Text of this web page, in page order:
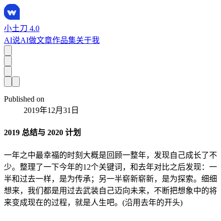
小土刀 4.0
AI说AI做文章作品集关于我
Published on
2019年12月31日
2019 总结与 2020 计划
一年之中最幸福的时刻大概是回顾一整年，发现自己成长了不
少。整理了一下今年的12个关键词，和去年对比之后发现：一
半和过去一样，是为传承；另一半崭新崭新，是为探索。细细
想来，我们都是用过去武装自己迈向未来，不断把想象中的将
来变成现在的过程，就是人生吧。(沿用去年的开头)